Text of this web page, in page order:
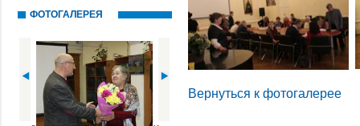
ФОТОГАЛЕРЕЯ
Вернуться к фотогалерее